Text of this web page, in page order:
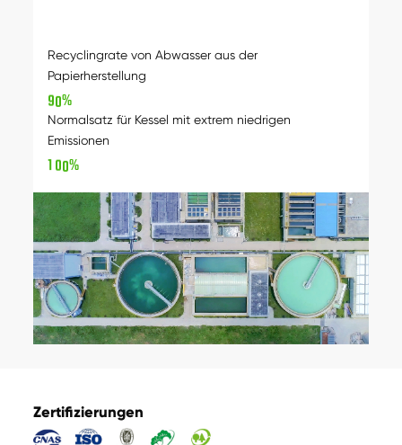
Recyclingrate von Abwasser aus der
Papierherstellung
90%
Normalsatz für Kessel mit extrem niedrigen
Emissionen
100%
Zertifizierungen